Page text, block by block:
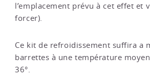
l’emplacement prévu à cet effet et
forcer).
Ce kit de refroidissement suffira a
barrettes à une température
36°.